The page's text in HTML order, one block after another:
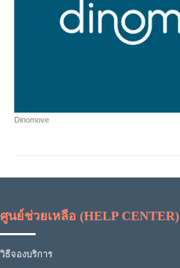
Dinomove
ศูนย์ช่วยเหลือ (HELP CENTER)
วิธีจองบริการ